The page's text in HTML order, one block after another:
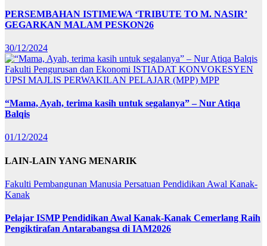
PERSEMBAHAN ISTIMEWA ‘TRIBUTE TO M. NASIR’
GEGARKAN MALAM PESKON26
30/12/2024
Fakulti Pengurusan dan Ekonomi ISTIADAT KONVOKESYEN
UPSI MAJLIS PERWAKILAN PELAJAR (MPP) MPP
“Mama, Ayah, terima kasih untuk segalanya” – Nur Atiqa
Balqis
01/12/2024
LAIN-LAIN YANG MENARIK
Fakulti Pembangunan Manusia Persatuan Pendidikan Awal Kanak-
Kanak
Pelajar ISMP Pendidikan Awal Kanak-Kanak Cemerlang Raih
Pengiktirafan Antarabangsa di IAM2026